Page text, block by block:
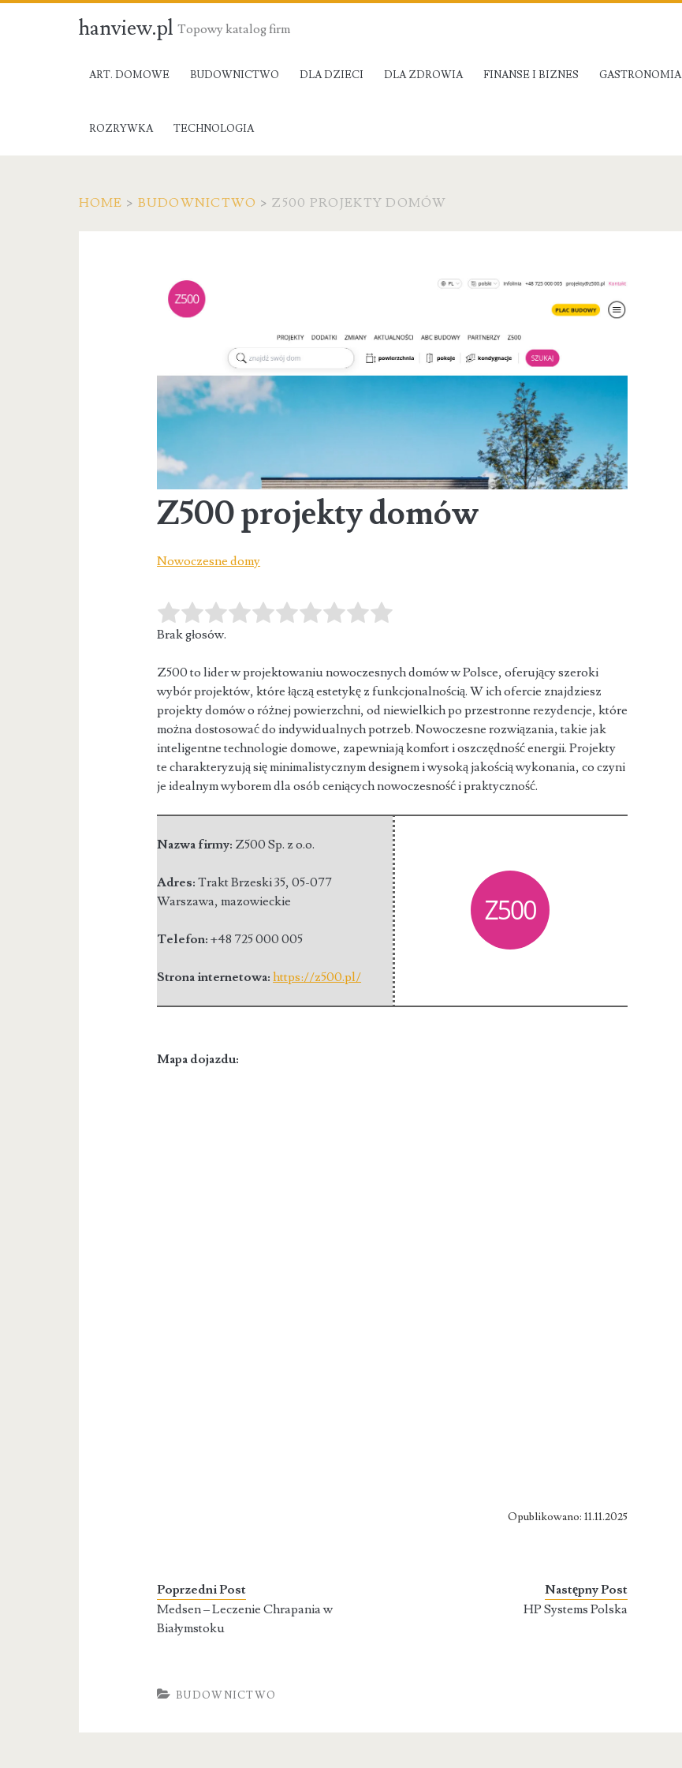
hanview.pl Topowy katalog firm
ART. DOMOWE BUDOWNICTWO DLA DZIECI DLA ZDROWIA FINANSE I BIZNES GASTRONOMIA
ROZRYWKA TECHNOLOGIA
HOME > BUDOWNICTWO > Z500 PROJEKTY DOMÓW
Z500 projekty domów
Nowoczesne domy
Brak głosów.
Z500 to lider w projektowaniu nowoczesnych domów w Polsce, oferujący szeroki
wybór projektów, które łączą estetykę z funkcjonalnością. W ichofercie znajdziesz
projekty domów o różnej powierzchni, od niewielkich po przestronne rezydencje, które
można dostosować do indywidualnych potrzeb. Nowoczesne rozwiązania, takie jak
inteligentne technologie domowe, zapewniają komfort i oszczędność energii. Projekty
te charakteryzują się minimalistycznym designem i wysoką jakością wykonania, co czyni
je idealnym wyborem dla osób ceniących nowoczesność i praktyczność.
Nazwa firmy: Z500 Sp. z o.o.
Adres:Trakt Brzeski 35,05-077
Warszawa,mazowieckie
Telefon:+48 725 000 005
Strona internetowa:https://z500.pl/
Mapa dojazdu:
Opublikowano: 11.11.2025
Poprzedni Post
Medsen – Leczenie Chrapania w
Białymstoku
Następny Post
HP Systems Polska
BUDOWNICTWO